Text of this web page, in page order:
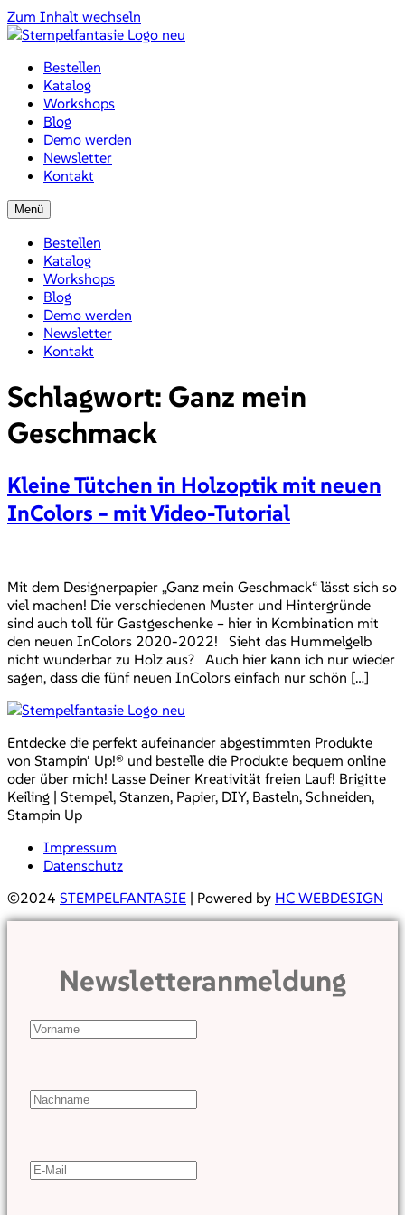
Zum Inhalt wechseln
Bestellen
Katalog
Workshops
Blog
Demo werden
Newsletter
Kontakt
Menü
Bestellen
Katalog
Workshops
Blog
Demo werden
Newsletter
Kontakt
Schlagwort: Ganz mein
Geschmack
Kleine Tütchen in Holzoptik mit neuen
InColors – mit Video-Tutorial
Mit dem Designerpapier „Ganz mein Geschmack“ lässt sich so
viel machen! Die verschiedenen Muster und Hintergründe
sind auch toll für Gastgeschenke – hier in Kombination mit
den neuen InColors 2020-2022! Sieht das Hummelgelb
nicht wunderbar zu Holz aus? Auch hier kann ich nur wieder
sagen, dass die fünf neuen InColors einfach nur schön […]
Entdecke die perfekt aufeinander abgestimmten Produkte
von Stampin‘ Up!® und bestelle die Produkte bequem online
oder über mich! Lasse Deiner Kreativität freien Lauf! Brigitte
Keiling | Stempel, Stanzen, Papier, DIY, Basteln, Schneiden,
Stampin Up
Impressum
Datenschutz
©2024 STEMPELFANTASIE | Powered by HC WEBDESIGN
Newsletteranmeldung